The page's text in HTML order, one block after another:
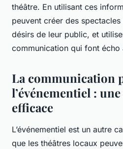
théâtre. En utilisant ces
peuvent créer des
désirs de leur public, et
communication qui font écho
La communication
l’événementiel :
efficace
L’événementiel est un autre
que les théâtres locaux